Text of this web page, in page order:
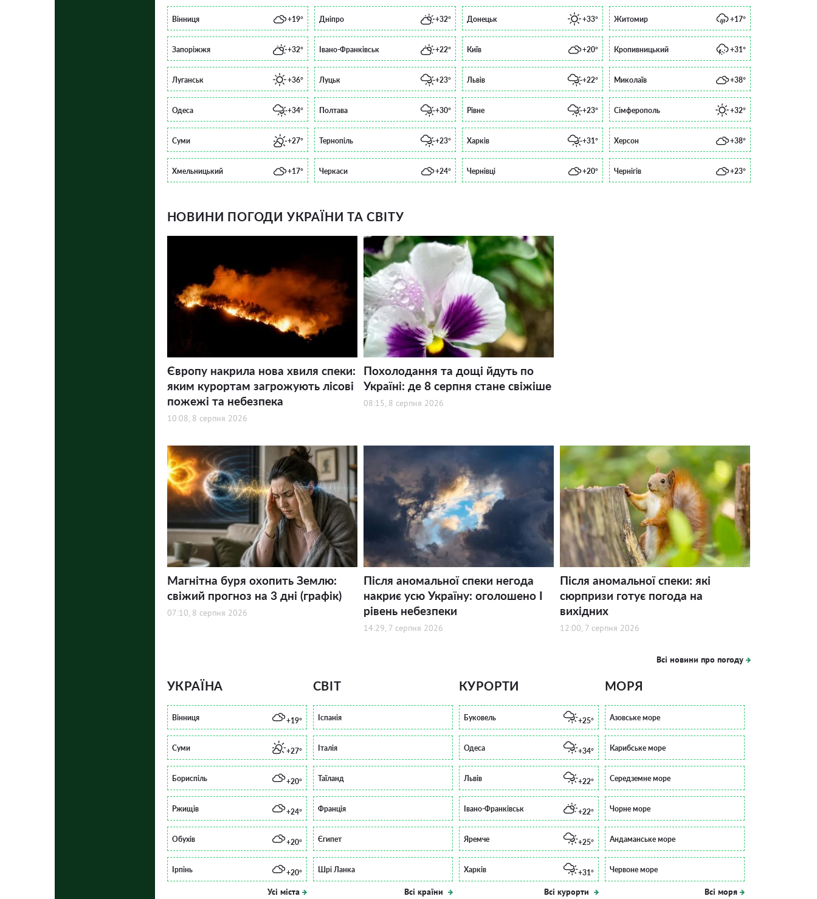
Вінниця +19° Дніпро +32° Донецьк +33° Житомир +17°
Запоріжжя +32° Івано-Франківськ +22° Київ +20° Кропивницький +31°
Луганськ +36° Луцьк +23° Львів +22° Миколаїв +38°
Одеса +34° Полтава +30° Рівне +23° Сімферополь +32°
Суми +27° Тернопіль +23° Харків +31° Херсон +38°
Хмельницький +17° Черкаси +24° Чернівці +20° Чернігів +23°
НОВИНИ ПОГОДИ УКРАЇНИ ТА СВІТУ
Європу накрила нова хвиля спеки:
яким курортам загрожують лісові
пожежі та небезпека
10:08, 8 серпня 2026
Похолодання та дощі йдуть по
Україні: де 8 серпня стане свіжіше
08:15, 8 серпня 2026
Магнітна буря охопить Землю:
свіжий прогноз на 3 дні (графік)
07:10, 8 серпня 2026
Після аномальної спеки негода
накриє усю Україну: оголошено І
рівень небезпеки
14:29, 7 серпня 2026
Після аномальної спеки: які
сюрпризи готує погода на
вихідних
12:00, 7 серпня 2026
Всі новини про погоду
УКРАЇНА
Вінниця +19°
Суми +27°
Бориспіль +20°
Ржищів +24°
Обухів +20°
Ірпінь +20°
Усі міста
СВІТ
Іспанія
Італія
Таїланд
Франція
Єгипет
Шрі Ланка
Всі країни
КУРОРТИ
Буковель +25°
Одеса +34°
Львів +22°
Івано-Франківськ +22°
Яремче +25°
Харків +31°
Всі курорти
МОРЯ
Азовське море
Карибське море
Середземне море
Чорне море
Андаманське море
Червоне море
Всі моря